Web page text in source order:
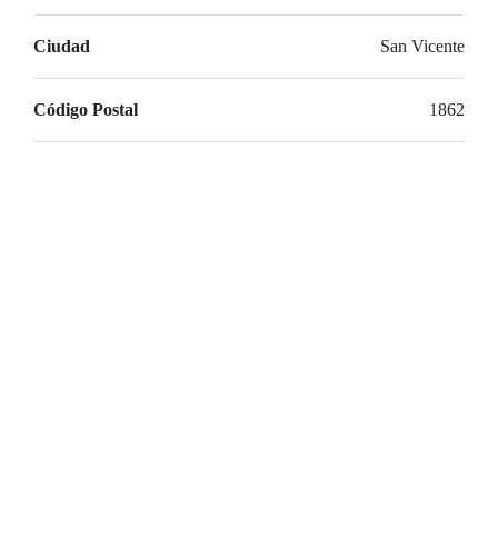
Ciudad San Vicente
Código Postal 1862